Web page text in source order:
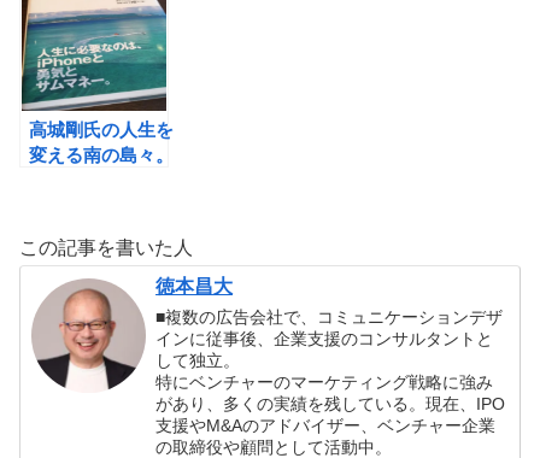
ャレンジしてきま
した！
高城剛氏の人生を
変える南の島々。
なった！
この記事を書いた人
徳本昌大
■複数の広告会社で、コミュニケーションデザ
インに従事後、企業支援のコンサルタントと
して独立。
特にベンチャーのマーケティング戦略に強み
があり、多くの実績を残している。現在、IPO
支援やM&Aのアドバイザー、ベンチャー企業
の取締役や顧問として活動中。